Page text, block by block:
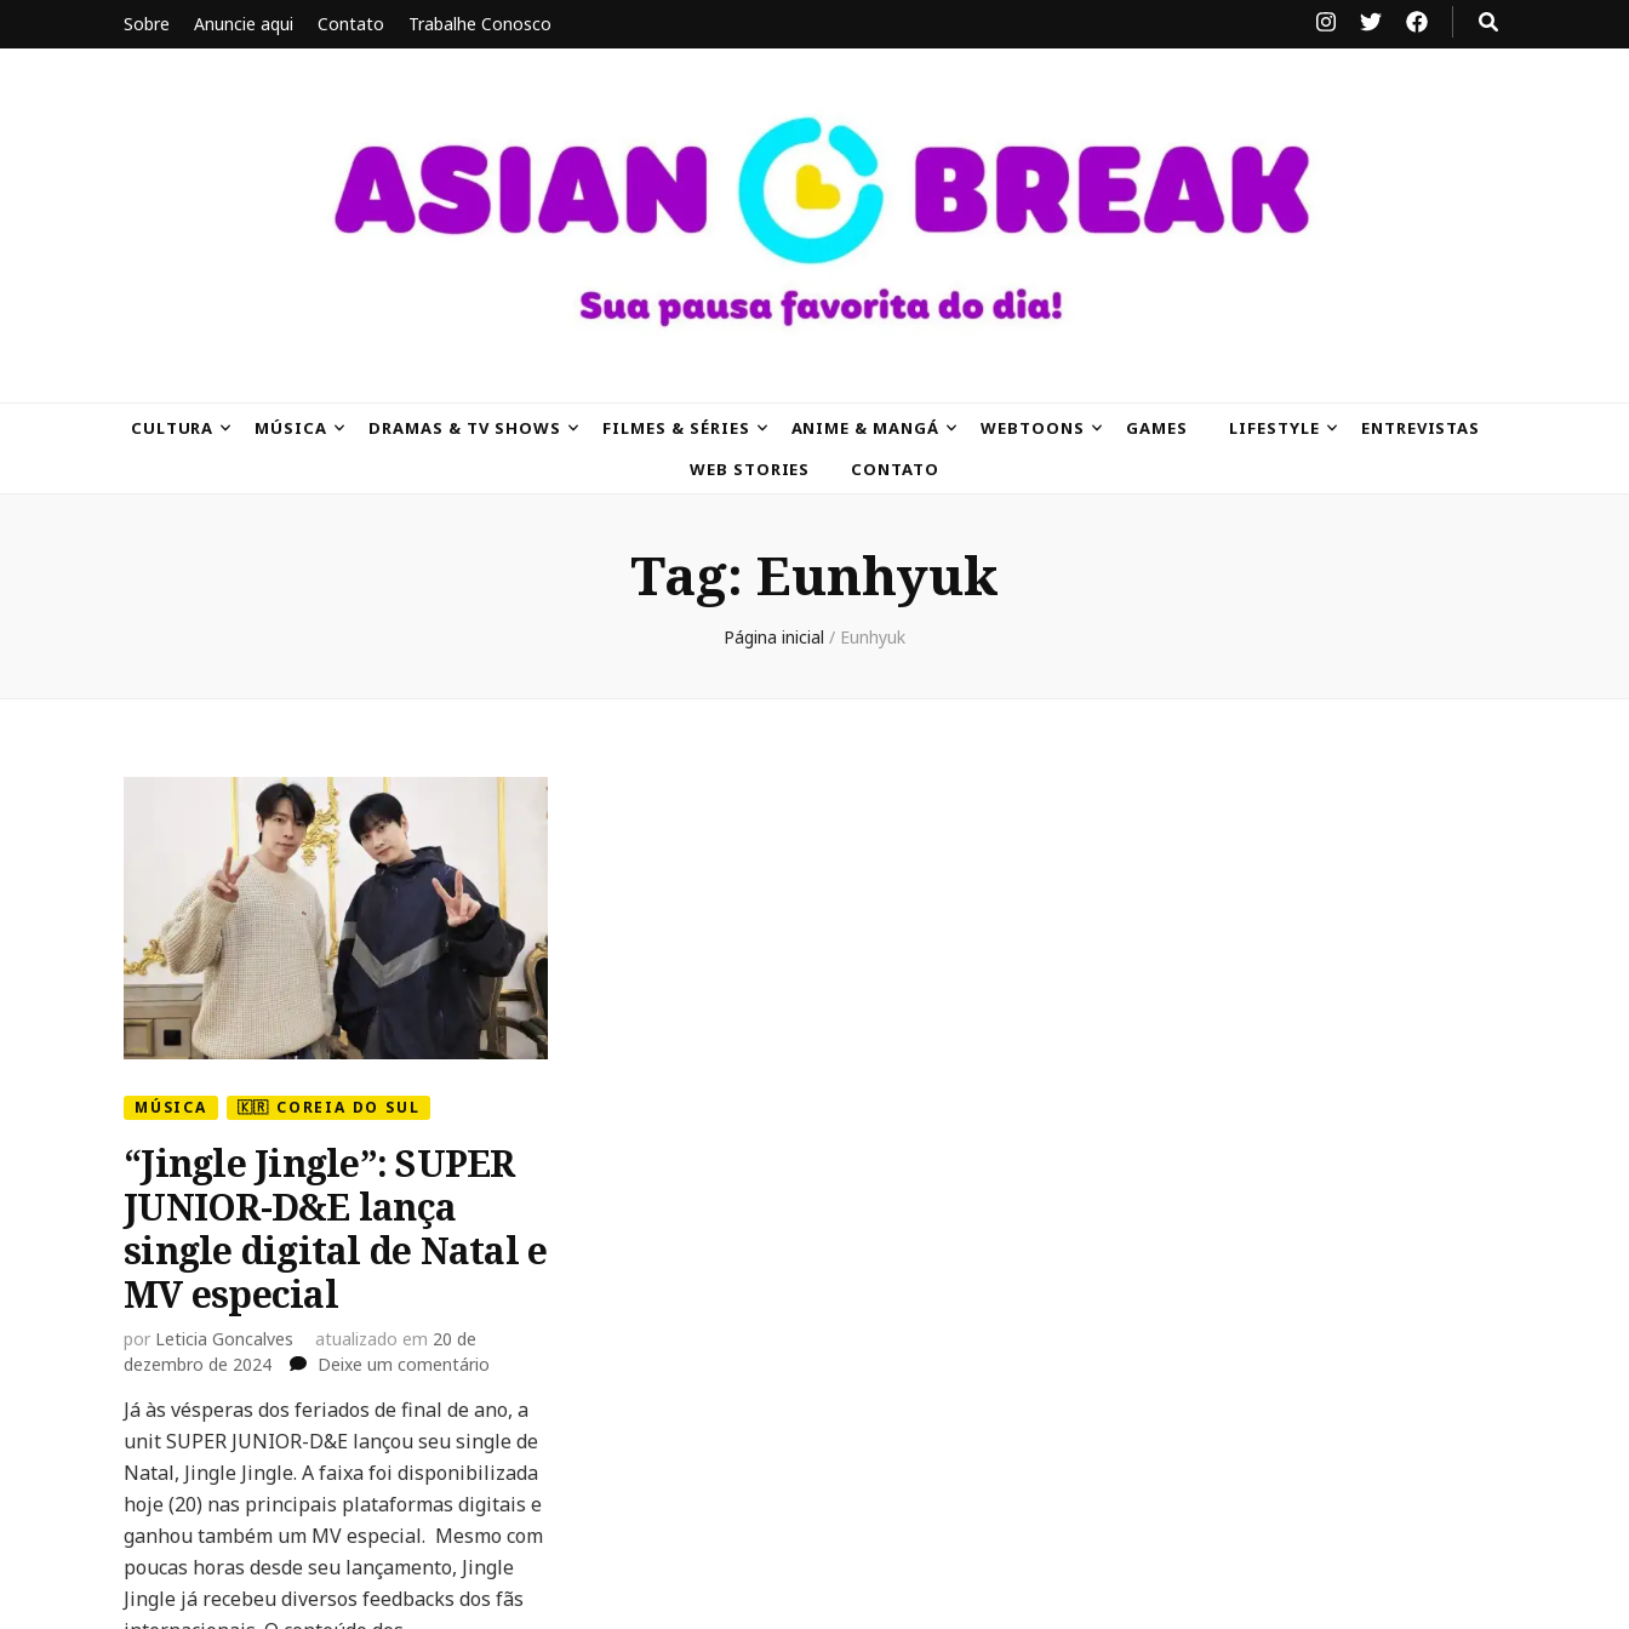
Sobre Anuncie aqui Contato Trabalhe Conosco
CULTURA MÚSICA DRAMAS & TV SHOWS FILMES & SÉRIES ANIME & MANGÁ WEBTOONS GAMES LIFESTYLE
ENTREVISTAS
WEB STORIES
CONTATO
Tag: Eunhyuk
Página inicial / Eunhyuk
MÚSICA 🇰🇷 COREIA DO SUL
“Jingle Jingle”: SUPER
JUNIOR-D&E lança
single digital de Natal e
MV especial
por Leticia Goncalves atualizado em 20 de
dezembro de 2024
Deixe um comentário
Jingle”:
SUPER
JUNIOR-
lança
single
digital
de
Já às vésperas dos feriados de final de ano, a
unit SUPER JUNIOR-D&E lançou seu single de
Natal, Jingle Jingle. A faixa foi disponibilizada
hoje (20) nas principais plataformas digitais e
ganhou também um MV especial. Mesmo com
poucas horas desde seu lançamento, Jingle
Jingle já recebeu diversos feedbacks dos fãs